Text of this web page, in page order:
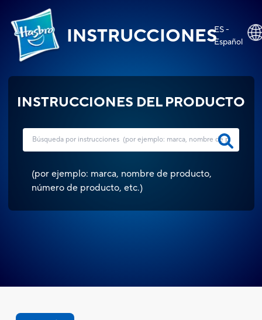
INSTRUCCIONESES -
Español
INSTRUCCIONES DEL PRODUCTO
(por ejemplo: marca, nombre de producto,
número de producto, etc.)